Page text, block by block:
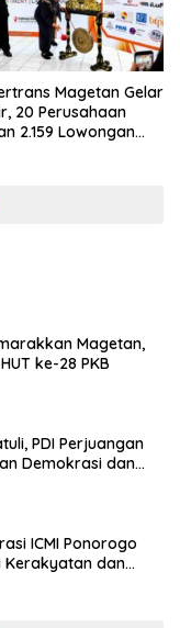
Magetan Gelar
20 Perusahaan
2.159 Lowongan
Magetan,
ke-28 PKB
PDI Perjuangan
Demokrasi dan
ICMI Ponorogo
Kerakyatan dan